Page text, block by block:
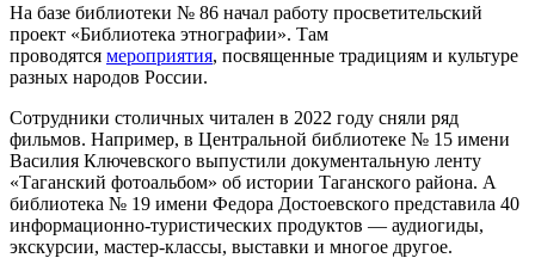
На базе библиотеки № 86 начал работу просветительский
проект «Библиотека этнографии». Там
проводятся мероприятия, посвященные традициям и культуре
разных народов России.
Сотрудники столичных читален в 2022 году сняли ряд
фильмов. Например, в Центральной библиотеке № 15 имени
Василия Ключевского выпустили документальную ленту
«Таганский фотоальбом» об истории Таганского района. А
библиотека № 19 имени Федора Достоевского представила 40
информационно-туристических продуктов — аудиогиды,
экскурсии, мастер-классы, выставки и многое другое.